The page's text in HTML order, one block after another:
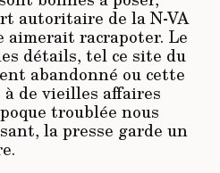
autoritaire de la N-VA
aimerait racrapoter. Le
détails, tel ce site du
abandonné ou cette
de vieilles affaires
troublée nous
la presse garde un